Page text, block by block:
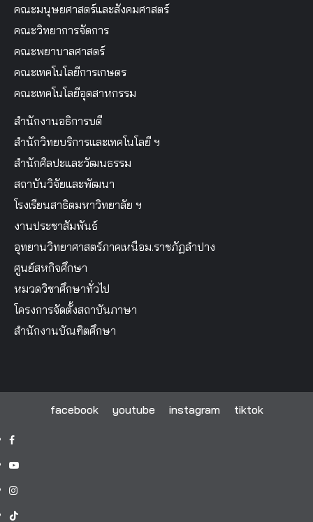
คณะมนุษยศาสตร์และสังคมศาสตร์
คณะวิทยาการจัดการ
คณะพยาบาลศาสตร์
คณะเทคโนโลยีการเกษตร
คณะเทคโนโลยีอุตสาหกรรม
สำนักงานอธิการบดี
สำนักวิทยบริการและเทคโนโลยี ฯ
สำนักศิลปะและวัฒนธรรม
สถาบันวิจัยและพัฒนา
โรงเรียนสาธิตมหาวิทยาลัย ฯ
งานประชาสัมพันธ์
อุทยานวิทยาศาสตร์ภาคเหนือม.ราชภัฏลำปาง
ศูนย์สหกิจศึกษา
หมวดวิชาศึกษาทั่วไป
โครงการจัดตั้งสถาบันภาษา
สำนักงานบัณฑิตศึกษา
facebook youtube instagram tiktok
facebook
youtube
instagram
tiktok